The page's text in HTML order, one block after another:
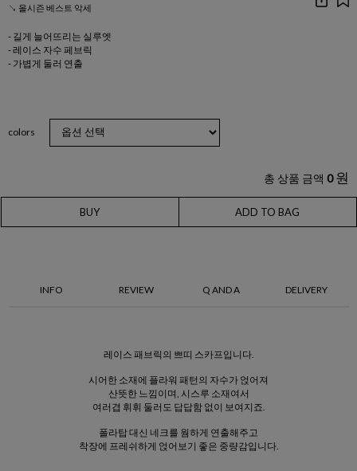
↘ 올시즌 베스트 악세
- 길게 늘어뜨리는 실루엣
- 레이스 자수 페브릭
- 가볍게 둘러 연출
colors
총 상품 금액 0 원
BUY ADD TO BAG
INFO REVIEW Q AND A DELIVERY
레이스 패브릭의 쁘띠 스카프입니다.
시어한 소재에 플라워 패턴의 자수가 얹어져
산뜻한 느낌이며, 시스루 소재여서
여러겹 휘휘 둘러도 답답함 없이 보여지죠.
폴라탑 대신 네크를 웜하게 연출해주고
착장에 프레쉬하게 얹어보기 좋은 중량감입니다.